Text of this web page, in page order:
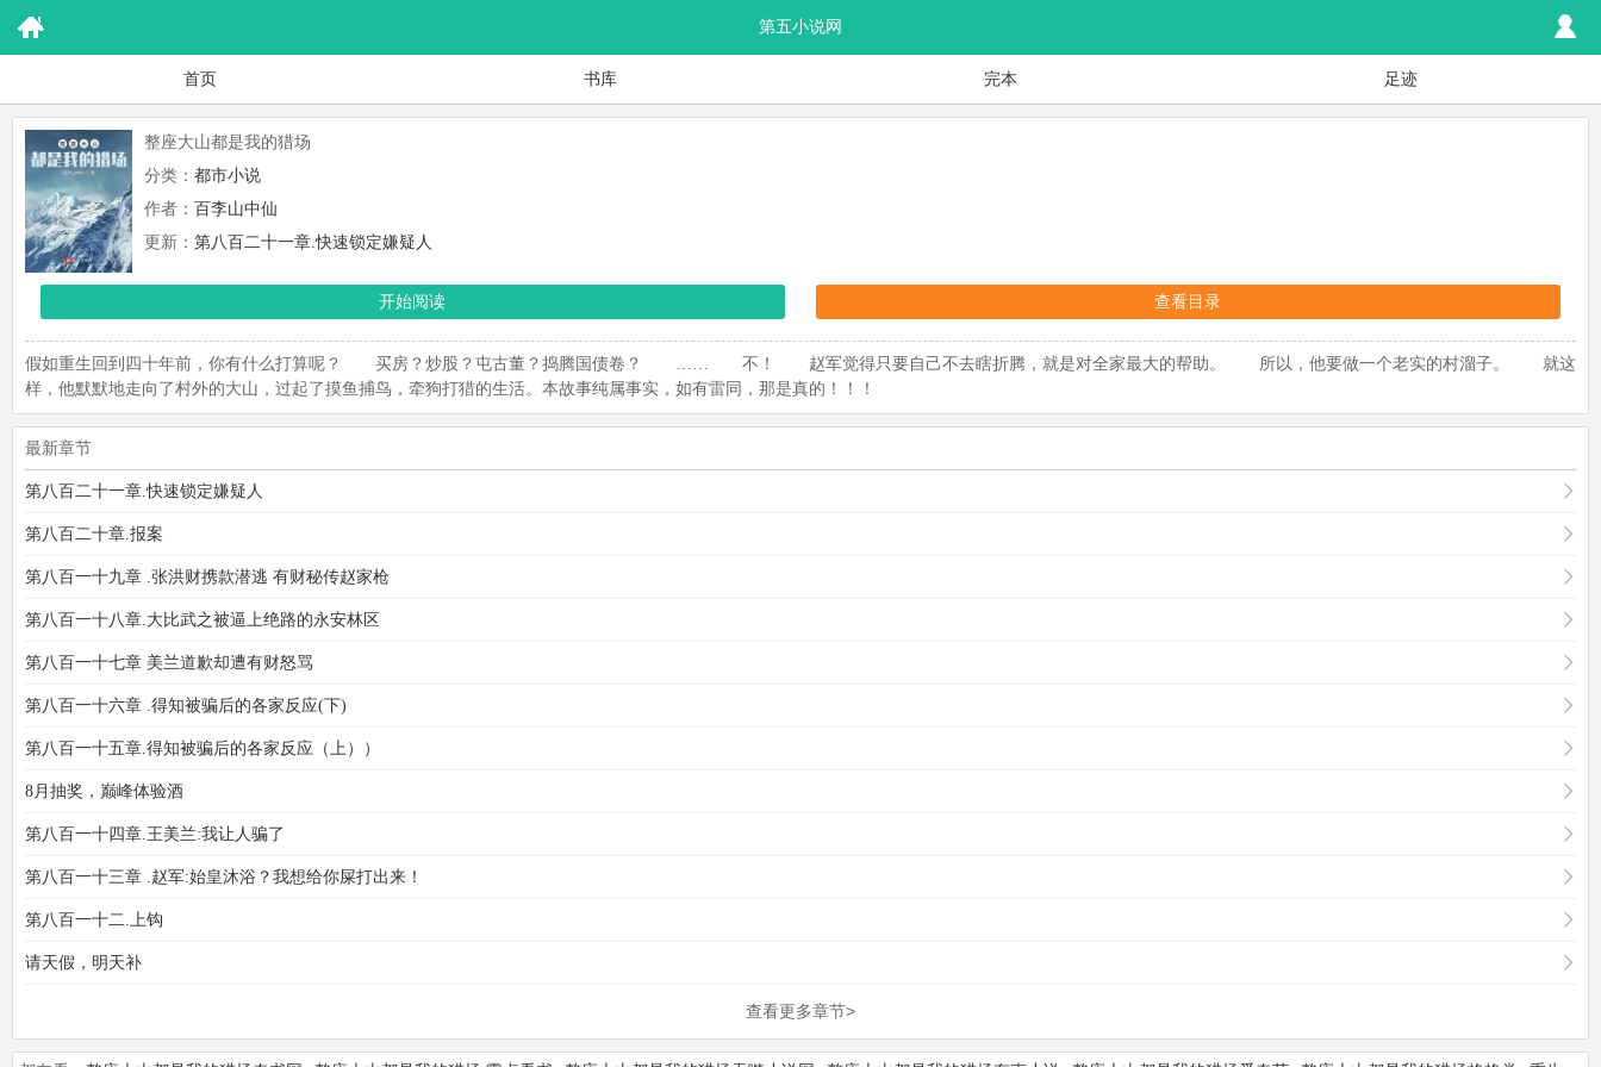
第五小说网
首页 书库 完本 足迹
整座大山都是我的猎场
分类： 都市小说
作者： 百李山中仙
更新： 第八百二十一章.快速锁定嫌疑人
开始阅读 查看目录
假如重生回到四十年前，你有什么打算呢？ 买房？炒股？屯古董？捣腾国债卷？ …… 不！ 赵军觉得只要自己不去瞎折腾，就是对全家最大的帮助。 所以，他要做一个老实的村溜子。 就这
样，他默默地走向了村外的大山，过起了摸鱼捕鸟，牵狗打猎的生活。本故事纯属事实，如有雷同，那是真的！！！
最新章节
第八百二十一章.快速锁定嫌疑人
第八百二十章.报案
第八百一十九章 .张洪财携款潜逃 有财秘传赵家枪
第八百一十八章.大比武之被逼上绝路的永安林区
第八百一十七章 美兰道歉却遭有财怒骂
第八百一十六章 .得知被骗后的各家反应(下)
第八百一十五章.得知被骗后的各家反应（上））
8月抽奖，巅峰体验酒
第八百一十四章.王美兰:我让人骗了
第八百一十三章 .赵军:始皇沐浴？我想给你屎打出来！
第八百一十二.上钩
请天假，明天补
查看更多章节>